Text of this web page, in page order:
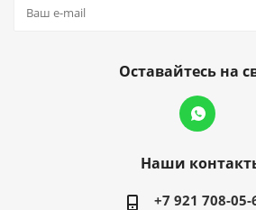
Оставайтесь на
Наши
+7 921 708-05-